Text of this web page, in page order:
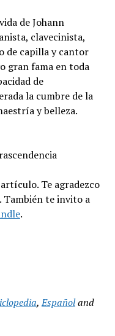
de Johann
clavecinista,
de capilla y cantor
gran fama en toda
de
la cumbre de la
y belleza.
Te agradezco
te invito a
.
,Españoland